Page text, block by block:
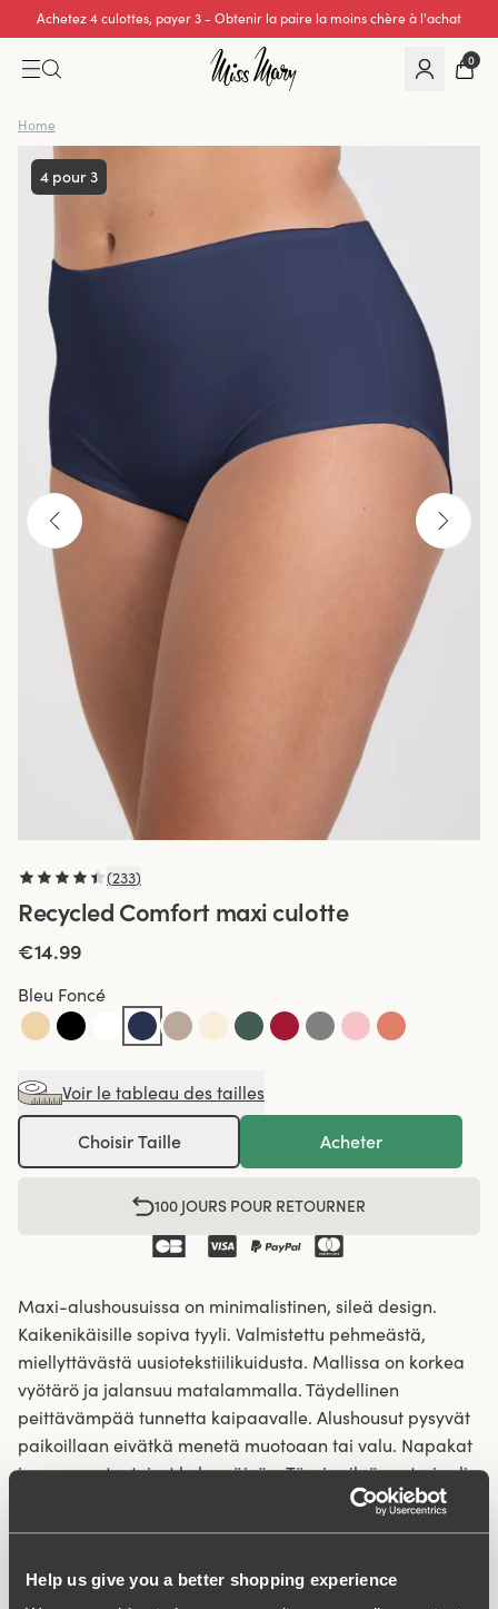
Help us give you a better shopping experience
Achetez 4 culottes, payer 3 - Obtenir la paire la moins chère à l'achat
0
Home
4 pour 3
(233)
Recycled Comfort maxi culotte
€14.99
Bleu Foncé
Voir le tableau des tailles
Choisir Taille Acheter
100 JOURS POUR RETOURNER
Maxi-alushousuissa on minimalistinen, sileä design.
Kaikenikäisille sopiva tyyli. Valmistettu pehmeästä,
miellyttävästä uusiotekstiilikuidusta. Mallissa on korkea
vyötärö ja jalansuu matalammalla. Täydellinen
peittävämpää tunnetta kaipaavalle. Alushousut pysyvät
paikoillaan eivätkä menetä muotoaan tai valu. Napakat
ja varman tuntuiset koko päivän. Täysin sileä materiaali
saa päällysvaatteen liukumaan pinnan yli takertumatta.
Vyötärön ja jalanteiden tasosaumat ehkäisevät
huomaamattomat vaatteiden alla. Sivusauma 16 cm